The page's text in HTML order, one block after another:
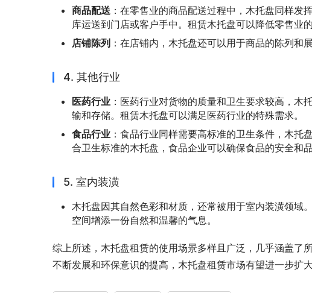
商品配送 ：在零售业的商品配送过程中，木托盘同样
库运送到门店或客户手中。租赁木托盘可以降低零售业
店铺陈列 ：在店铺内，木托盘还可以用于商品的陈列和
4. 其他行业
医药行业 ：医药行业对货物的质量和卫生要求较高，
输和存储。租赁木托盘可以满足医药行业的特殊需求。
食品行业 ：食品行业同样需要高标准的卫生条件，木
合卫生标准的木托盘，食品企业可以确保食品的安全和品
5. 室内装潢
木托盘因其自然色彩和材质，还常被用于室内装潢领域
空间增添一份自然和温馨的气息。
综上所述，木托盘租赁的使用场景多样且广泛，几乎涵盖了
不断发展和环保意识的提高，木托盘租赁市场有望进一步扩大